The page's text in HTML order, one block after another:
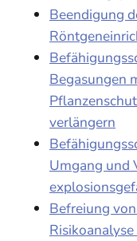
Beendigung
Begasungen
verlängern
Umgang und
Befreiung